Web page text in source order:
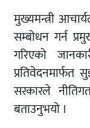
मुख्यमन्त्री
सम्बोधन गर्न
गरिएको
सरकारले
बताउनुभयो ।